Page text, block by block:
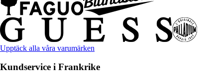
Upptäck alla våra varumärken
Kundservice i Frankrike